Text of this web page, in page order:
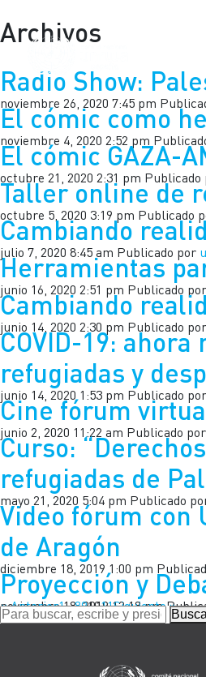
Archivos
Radio Show:
noviembre 26, 2020 7:45 pm
El cómic como
noviembre 4, 2020 2:52 pm
El cómic GAZA-
octubre 21, 2020 2:31 pm Publicado
Taller online de
octubre 5, 2020 3:19 pm Publicado
Cambiando
julio 7, 2020 8:45 am Publicado por
Herramientas
junio 16, 2020 2:51 pm Publicado por
Cambiando
junio 14, 2020 2:30 pm Publicado por
COVID-19:
refugiadas y
junio 14, 2020 1:53 pm Publicado por
Cine fórum
junio 2, 2020 11:22 am Publicado por
Curso:
refugiadas de
mayo 21, 2020 5:04 pm Publicado
Video fórum con
de Aragón
diciembre 18, 2019 1:00 pm
Proyección y
noviembre 18, 2019 12:18 pm
« Anterior1…891011Siguiente »